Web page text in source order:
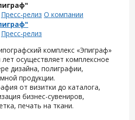
Пресс-релиз О компании
Пресс-релиз
комплекс «Эпиграф»
осуществляет комплексное
дизайна, полиграфии,
продукции.
от визитки до каталога,
бизнес-сувениров,
печать на ткани.